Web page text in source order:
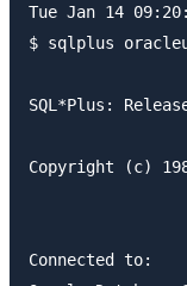
Tue Jan 14
$ sqlplus
SQL*Plus:
Copyright (c)
Connected to: